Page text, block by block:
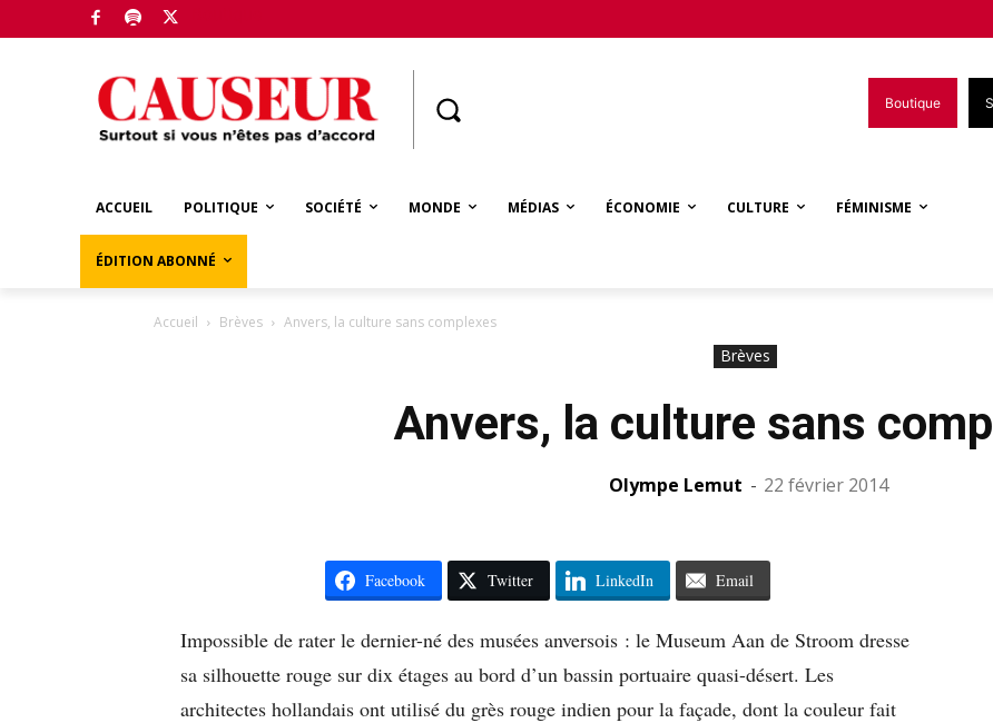
Boutique
ACCUEIL POLITIQUE SOCIÉTÉ MONDE MÉDIAS ÉCONOMIE CULTURE FÉMINISME
ÉDITION ABONNÉ
Accueil Brèves Anvers, la culture sans complexes
Brèves
Anvers, la culture sans
Olympe Lemut - 22 février 2014
Facebook Twitter LinkedIn Email
Impossible de rater le dernier-né des musées anversois : le Museum Aan de Stroom dresse
sa silhouette rouge sur dix étages au bord d’un bassin portuaire quasi-désert. Les
architectes hollandais ont utilisé du grès rouge indien pour la façade, dont la couleur fait